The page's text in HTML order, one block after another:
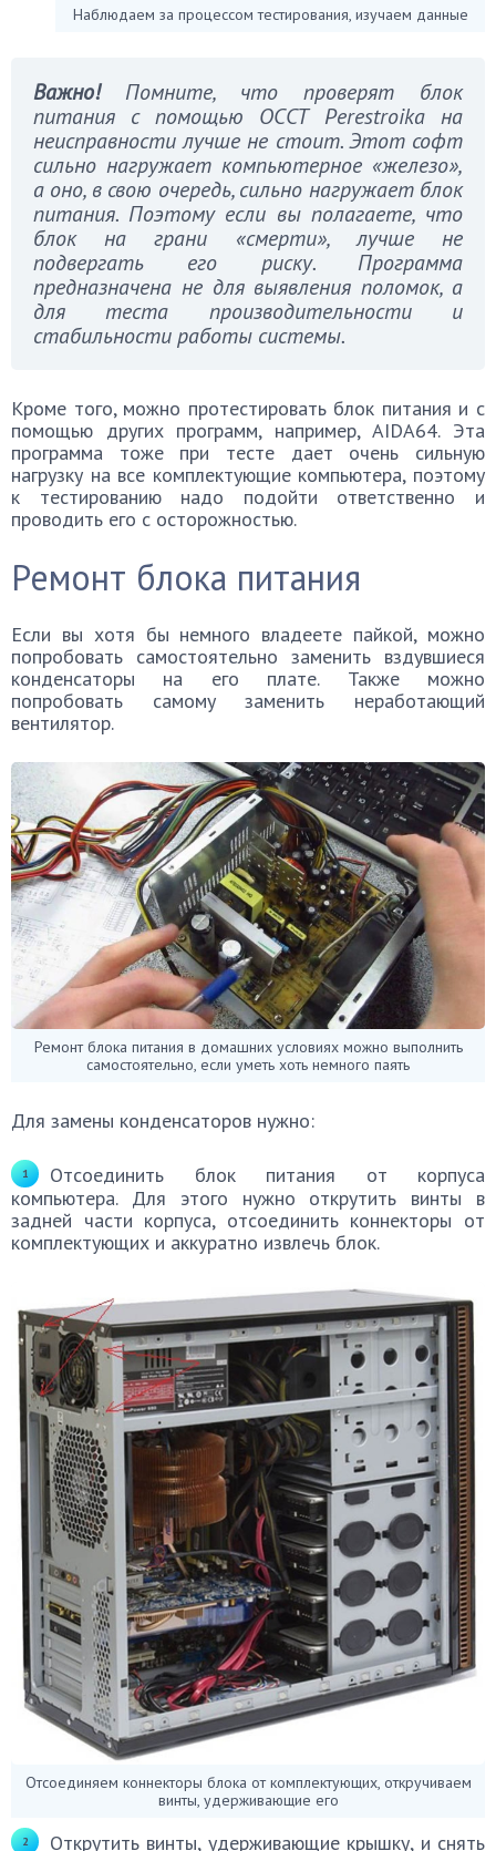
Наблюдаем за процессом тестирования, изучаем данные
Важно!Помните, что проверят блок
питания с помощью ОССТ Perestroika на
неисправности лучше не стоит. Этот софт
сильно нагружает компьютерное «железо»,
а оно, в свою очередь, сильно нагружает блок
питания. Поэтому если вы полагаете, что
блок на грани «смерти», лучше не
подвергать его риску. Программа
предназначена не для выявления поломок, а
для теста производительности и
стабильности работы системы.
Кроме того, можно протестировать блок питания и с
помощью других программ, например, AIDA64. Эта
программа тоже при тесте дает очень сильную
нагрузку на все комплектующие компьютера, поэтому
к тестированию надо подойти ответственно и
проводить его с осторожностью.
Ремонт блока питания
Если вы хотя бы немного владеете пайкой, можно
попробовать самостоятельно заменить вздувшиеся
конденсаторы на его плате. Также можно
попробовать самому заменить неработающий
вентилятор.
Ремонт блока питания в домашних условиях можно выполнить
самостоятельно, если уметь хоть немного паять
Для замены конденсаторов нужно:
Отсоединить блок питания от корпуса
компьютера. Для этого нужно открутить винты в
задней части корпуса, отсоединить коннекторы от
комплектующих и аккуратно извлечь блок.
Отсоединяем коннекторы блока от комплектующих, откручиваем
винты, удерживающие его
Открутить винты, удерживающие крышку, и снять